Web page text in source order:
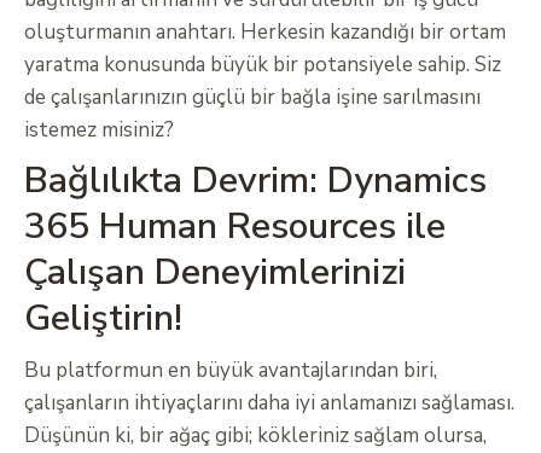
oluşturmanın anahtarı. Herkesin kazandığı bir ortam
yaratma konusunda büyük bir potansiyele sahip. Siz
de çalışanlarınızın güçlü bir bağla işine sarılmasını
istemez misiniz?
Bağlılıkta Devrim: Dynamics
365 Human Resources ile
Çalışan Deneyimlerinizi
Geliştirin!
Bu platformun en büyük avantajlarından biri,
çalışanların ihtiyaçlarını daha iyi anlamanızı sağlaması.
Düşünün ki, bir ağaç gibi; kökleriniz sağlam olursa,